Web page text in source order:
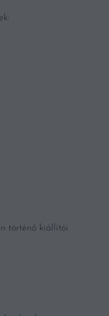
történő kiállítói